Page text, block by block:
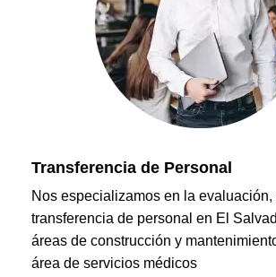
Transferencia de Personal
Nos especializamos en la
transferencia de personal en El
áreas de construcción y
área de servicios médicos